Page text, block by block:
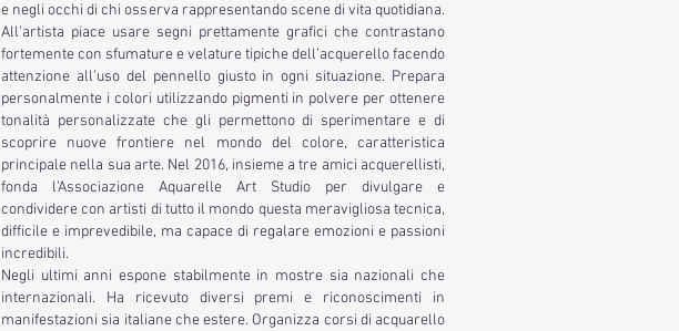
e negli occhi di chi osserva rappresentando scene di vita quotidiana.
All’artista piace usare segni prettamente grafici che contrastano
fortemente con sfumature e velature tipiche dell’acquerello facendo
attenzione all’uso del pennello giusto in ogni situazione. Prepara
personalmente i colori utilizzando pigmenti in polvere per ottenere
tonalità personalizzate che gli permettono di sperimentare e di
scoprire nuove frontiere nel mondo del colore, caratteristica
principale nella sua arte. Nel 2016, insieme a tre amici acquerellisti,
fonda l’Associazione Aquarelle Art Studio per divulgare e
condividere con artisti di tutto il mondo questa meravigliosa tecnica,
difficile e imprevedibile, ma capace di regalare emozioni e passioni
incredibili.
Negli ultimi anni espone stabilmente in mostre sia nazionali che
internazionali. Ha ricevuto diversi premi e riconoscimenti in
manifestazioni sia italiane che estere. Organizza corsi di acquarello